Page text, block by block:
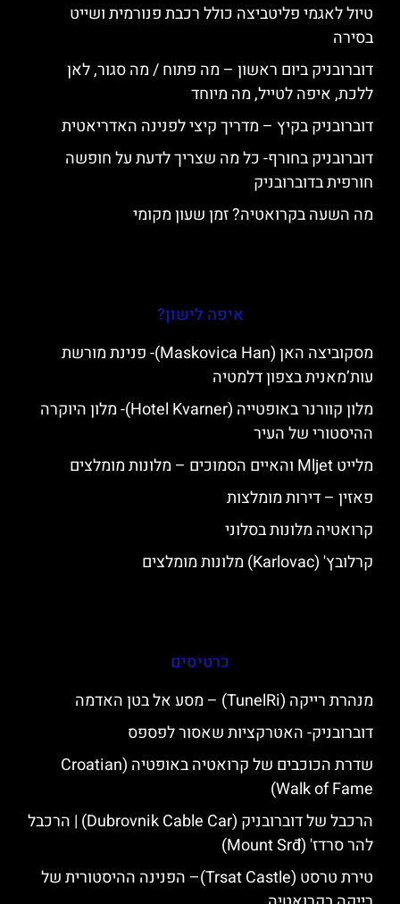
טיול לאגמי פליטביצה כולל רכבת פנורמית ושייט
בסירה
דוברובניק ביום ראשון – מה פתוח / מה סגור, לאן
ללכת, איפה לטייל, מה מיוחד
דוברובניק בקיץ – מדריך קיצי לפנינה האדריאטית
דוברובניק בחורף- כל מה שצריך לדעת על חופשה
חורפית בדוברובניק
מה השעה בקרואטיה? זמן שעון מקומי
איפה לישון?
מסקוביצה האן (Maskovica Han)- פנינת מורשת
עות’מאנית בצפון דלמטיה
מלון קוורנר באופטייה (Hotel Kvarner)- מלון היוקרה
ההיסטורי של העיר
מלייט Mljet והאיים הסמוכים – מלונות מומלצים
פאזין – דירות מומלצות
קרואטיה מלונות בסלוני
קרלובץ' (Karlovac) מלונות מומלצים
כרטיסים
מנהרת רייקה (TunelRi) – מסע אל בטן האדמה
דוברובניק- האטרקציות שאסור לפספס
שדרת הכוכבים של קרואטיה באופטיה (Croatian
Walk of Fame)
הרכבל של דוברובניק (Dubrovnik Cable Car) | הרכבל
להר סרדז' (Mount Srđ)
טירת טרסט (Trsat Castle)– הפנינה ההיסטורית של